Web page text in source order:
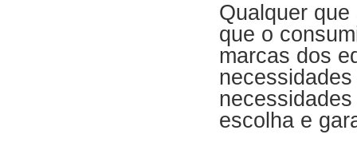
Qualquer
que o
marcas dos
escolha e